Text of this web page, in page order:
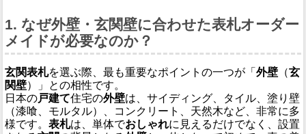
1. なぜ外壁・玄関壁に合わせた表札オーダー
メイドが必要なのか？
玄関表札を選ぶ際、最も重要なポイントの一つが「 外壁 （玄
関壁）」との相性です。
日本の戸建て住宅の外壁は、サイディング、タイル、塗り壁
（漆喰、モルタル）、コンクリート、天然木など、非常に多
様です。 表札は、単体でおしゃれに見えるだけでなく、設置